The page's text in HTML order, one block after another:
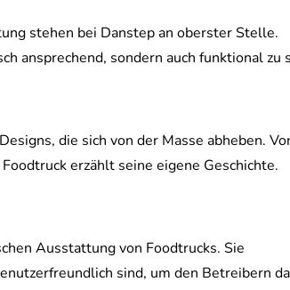
stehen bei Danstep an oberster Stelle.
ansprechend, sondern auch funktional zu
die sich von der Masse abheben.
erzählt seine eigene Geschichte.
Ausstattung von Foodtrucks. Sie
sind, um den Betreibern